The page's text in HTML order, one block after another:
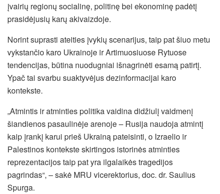
įvairių regionų socialinę, politinę bei ekonominę padėtį
prasidėjusių karų akivaizdoje.
Norint suprasti ateities įvykių scenarijus, taip pat šiuo metu
vykstančio karo Ukrainoje ir Artimuosiuose Rytuose
tendencijas, būtina nuodugniai išnagrinėti esamą patirtį.
Ypač tai svarbu suaktyvėjus dezinformacijai karo
kontekste.
„Atmintis ir atminties politika vaidina didžiulį vaidmenį
šiandienos pasaulinėje arenoje – Rusija naudoja atmintį
kaip įrankį karui prieš Ukrainą pateisinti, o Izraelio ir
Palestinos kontekste skirtingos istorinės atminties
reprezentacijos taip pat yra ilgalaikės tragedijos
pagrindas“, – sakė MRU vicerektorius, doc. dr. Saulius
Spurga.